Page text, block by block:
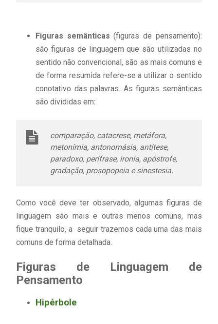
Figuras semânticas (figuras de pensamento):
são figuras de linguagem que são utilizadas no
sentido não convencional, são as mais comuns e
de forma resumida refere-se a utilizar o sentido
conotativo das palavras. As figuras semânticas
são divididas em:
comparação, catacrese, metáfora,
metonímia, antonomásia, antítese,
paradoxo, perífrase, ironia, apóstrofe,
gradação, prosopopeia e sinestesia.
Como você deve ter observado, algumas figuras de
linguagem são mais e outras menos comuns, mas
fique tranquilo, a seguir trazemos cada uma das mais
comuns de forma detalhada.
Figuras de Linguagem de
Pensamento
Hipérbole